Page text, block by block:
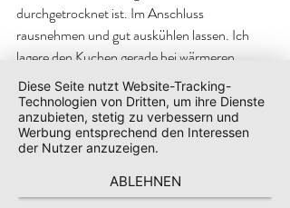
durchgetrocknet ist. Im Anschluss
rausnehmen und gut auskühlen lassen. Ich
lagere den Kuchen gerade bei wärmeren
Temperaturen lieber im Kühlschrank.
Was ist euer liebstes Rhabarberkuchen
Rezept? Schreibt mir gerne in den
Diese Seite nutzt Website-Tracking-
Technologien von Dritten, um ihre Dienste
anzubieten, stetig zu verbessern und
Werbung entsprechend den Interessen
der Nutzer anzuzeigen.
ABLEHNEN